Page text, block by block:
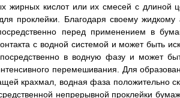
кислот или их смесей с длиной
проклейки. Благодаря своему жидкому
перед применением в
с водной системой и может быть
в водную фазу и может
перемешивания. Для
крахмал, водная фаза положительно
непрерывной проклейки